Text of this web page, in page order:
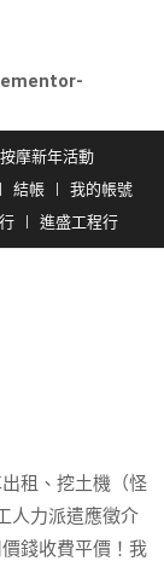
摩新年活動
結帳
我的帳號
進盛工程行
租、挖土機（怪
人力派遣應徵介
錢收費平價！我